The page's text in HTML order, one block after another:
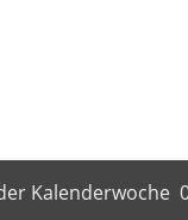
Kalenderwoche